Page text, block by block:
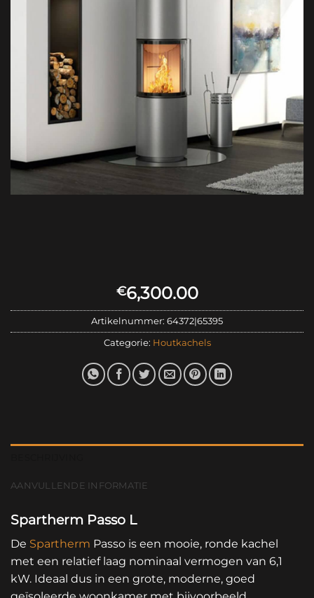
€6,300.00
Artikelnummer: 64372|65395
Categorie: Houtkachels
AANVULLENDE INFORMATIE
Spartherm Passo L
De Spartherm Passo is een mooie, ronde kachel
met een relatief laag nominaal vermogen van 6,1
kW. Ideaal dus in een grote, moderne, goed